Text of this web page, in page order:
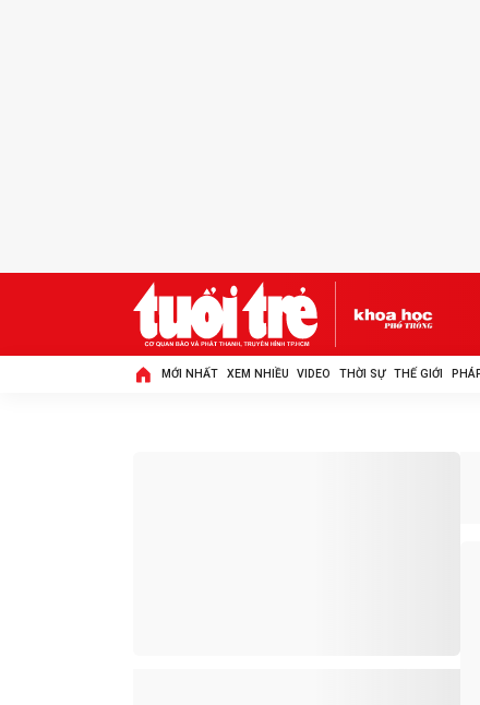
MỚI NHẤT XEM NHIỀU VIDEO THỜI SỰ THẾ GIỚI